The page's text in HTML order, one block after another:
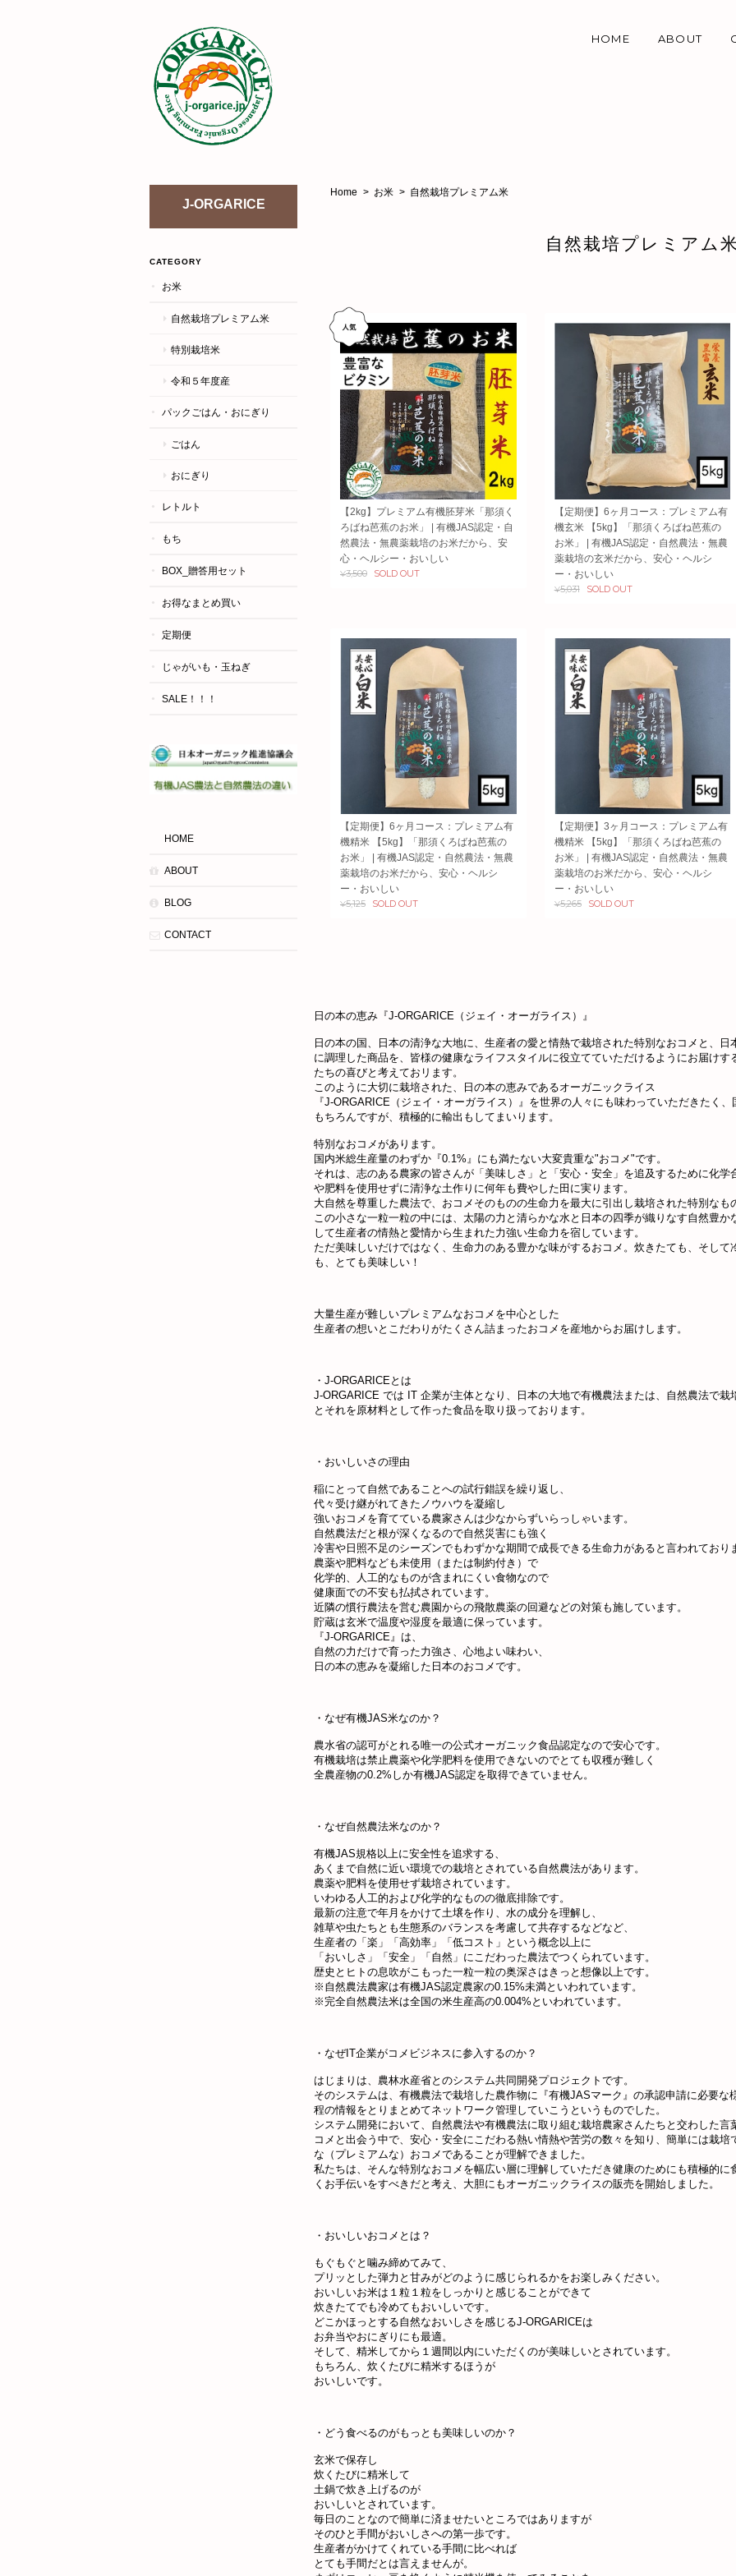
HOME ABOUT
Home お米 自然栽培プレミアム米
自然栽培プレミアム
【2kg】プレミアム有機胚芽米「那須く
ろばね芭蕉のお米」 | 有機JAS認定・自
然農法・無農薬栽培のお米だから、安
心・ヘルシー・おいしい
¥3,500 SOLD OUT
【定期便】6ヶ月コース：プレミアム有
機玄米 【5kg】「那須くろばね芭蕉の
お米」 | 有機JAS認定・自然農法・無農
薬栽培の玄米だから、安心・ヘルシ
ー・おいしい
¥5,031 SOLD OUT
【定期便】6ヶ月コース：プレミアム有
機精米 【5kg】「那須くろばね芭蕉の
お米」 | 有機JAS認定・自然農法・無農
薬栽培のお米だから、安心・ヘルシ
ー・おいしい
¥5,125 SOLD OUT
【定期便】3ヶ月コース：プレミアム有
機精米 【5kg】「那須くろばね芭蕉の
お米」 | 有機JAS認定・自然農法・無農
薬栽培のお米だから、安心・ヘルシ
ー・おいしい
¥5,265 SOLD OUT
J-ORGARICE
CATEGORY
お米
自然栽培プレミアム米
特別栽培米
令和５年度産
パックごはん・おにぎり
ごはん
おにぎり
レトルト
もち
BOX_贈答用セット
お得なまとめ買い
定期便
じゃがいも・玉ねぎ
SALE！！！
HOME
ABOUT
BLOG
CONTACT
日の本の恵み『J-ORGARICE（ジェイ・オーガライス）』
日の本の国、日本の清浄な大地に、生産者の愛と情熱で栽培された特別なおコメと、日
に調理した商品を、皆様の健康なライフスタイルに役立てていただけるようにお届けす
たちの喜びと考えておリます。
このように大切に栽培された、日の本の恵みであるオーガニックライス
『J-ORGARICE（ジェイ・オーガライス）』を世界の人々にも味わっていただきたく、
もちろんですが、積極的に輸出もしてまいります。
特別なおコメがあります。
国内米総生産量のわずか『0.1%』にも満たない大変貴重な"おコメ"です。
それは、志のある農家の皆さんが「美味しさ」と「安心・安全」を追及するために化学
や肥料を使用せずに清浄な土作りに何年も費やした田に実ります。
大自然を尊重した農法で、おコメそのものの生命力を最大に引出し栽培された特別なも
この小さな一粒一粒の中には、太陽の力と清らかな水と日本の四季が織りなす自然豊か
して生産者の情熱と愛情から生まれた力強い生命力を宿しています。
ただ美味しいだけではなく、生命力のある豊かな味がするおコメ。炊きたても、そして
も、とても美味しい！
大量生産が難しいプレミアムなおコメを中心とした
生産者の想いとこだわりがたくさん詰まったおコメを産地からお届けします。
・J-ORGARICEとは
J-ORGARICE では IT 企業が主体となり、日本の大地で有機農法または、自然農法で栽
とそれを原材料として作った食品を取り扱っております。
・おいしいさの理由
稲にとって自然であることへの試行錯誤を繰り返し、
代々受け継がれてきたノウハウを凝縮し
強いおコメを育てている農家さんは少なからずいらっしゃいます。
自然農法だと根が深くなるので自然災害にも強く
冷害や日照不足のシーズンでもわずかな期間で成長できる生命力があると言われており
農薬や肥料なども未使用（または制約付き）で
化学的、人工的なものが含まれにくい食物なので
健康面での不安も払拭されています。
近隣の慣行農法を営む農園からの飛散農薬の回避などの対策も施しています。
貯蔵は玄米で温度や湿度を最適に保っています。
『J-ORGARICE』は、
自然の力だけで育った力強さ、心地よい味わい、
日の本の恵みを凝縮した日本のおコメです。
・なぜ有機JAS米なのか？
農水省の認可がとれる唯一の公式オーガニック食品認定なので安心です。
有機栽培は禁止農薬や化学肥料を使用できないのでとても収穫が難しく
全農産物の0.2%しか有機JAS認定を取得できていません。
・なぜ自然農法米なのか？
有機JAS規格以上に安全性を追求する、
あくまで自然に近い環境での栽培とされている自然農法があります。
農薬や肥料を使用せず栽培されています。
いわゆる人工的および化学的なものの徹底排除です。
最新の注意で年月をかけて土壌を作り、水の成分を理解し、
雑草や虫たちとも生態系のバランスを考慮して共存するなどなど、
生産者の「楽」「高効率」「低コスト」という概念以上に
「おいしさ」「安全」「自然」にこだわった農法でつくられています。
歴史とヒトの息吹がこもった一粒一粒の奥深さはきっと想像以上です。
※自然農法農家は有機JAS認定農家の0.15%未満といわれています。
※完全自然農法米は全国の米生産高の0.004%といわれています。
・なぜIT企業がコメビジネスに参入するのか？
はじまりは、農林水産省とのシステム共同開発プロジェクトです。
そのシステムは、有機農法で栽培した農作物に『有機JASマーク』の承認申請に必要な
程の情報をとりまとめてネットワーク管理していこうというものでした。
システム開発において、自然農法や有機農法に取り組む栽培農家さんたちと交わした言
コメと出会う中で、安心・安全にこだわる熱い情熱や苦労の数々を知り、簡単には栽培
な（プレミアムな）おコメであることが理解できました。
私たちは、そんな特別なおコメを幅広い層に理解していただき健康のためにも積極的に
くお手伝いをすべきだと考え、大胆にもオーガニックライスの販売を開始しました。
・おいしいおコメとは？
もぐもぐと噛み締めてみて、
プリッとした弾力と甘みがどのように感じられるかをお楽しみください。
おいしいお米は１粒１粒をしっかりと感じることができて
炊きたてでも冷めてもおいしいです。
どこかほっとする自然なおいしさを感じるJ-ORGARICEは
お弁当やおにぎりにも最適。
そして、精米してから１週間以内にいただくのが美味しいとされています。
もちろん、炊くたびに精米するほうが
おいしいです。
・どう食べるのがもっとも美味しいのか？
玄米で保存し
炊くたびに精米して
土鍋で炊き上げるのが
おいしいとされています。
毎日のことなので簡単に済ませたいところではありますが
そのひと手間がおいしさへの第一歩です。
生産者がかけてくれている手間に比べれば
とても手間だとは言えませんが。